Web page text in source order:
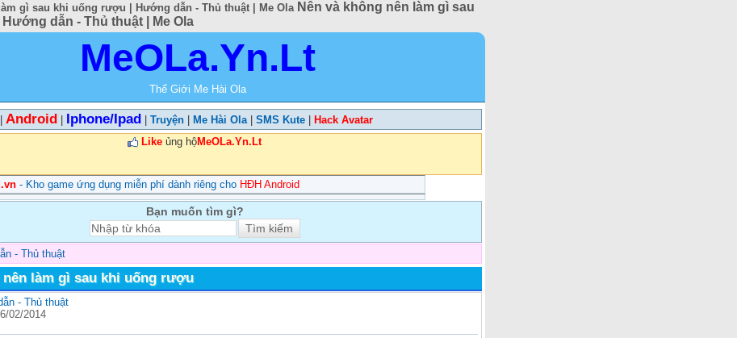
gì sau khi uống rượu | Hướng dẫn - Thủ thuật | Me Ola Nên và không nên làm gì sau
dẫn - Thủ thuật | Me Ola
MeOLa.Yn.Lt
Thế Giới Me Hài Ola
Android Iphone/Ipad Truyện Me Hài Ola| SMS Kute
Hack Avatar
Like ủng hộMeOLa.Yn.Lt
- Kho game ứng dụng miễn phí dành riêng cho HĐH Android
Bạn muốn tìm gì?
- Thủ thuật
nên làm gì sau khi uống rượu
- Thủ thuật
02/2014